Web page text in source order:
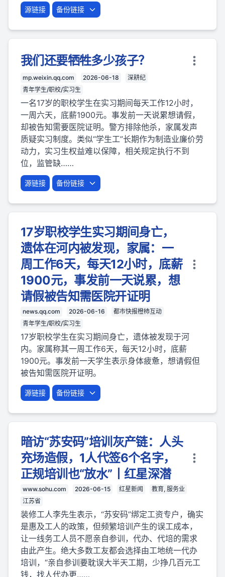
源链接 备份链接
我们还要牺牲多少孩子？
mp.weixin.qq.com 2026-06-18
深耕纪
青年学生/职校/实习生
一名17岁的职校学生在实习期间每天工作12小时，
一周六天，底薪1900元。事发前一天说累想请假，
却被告知需要医院证明。警方排除他杀，家属发声
质疑实习制度。类似“学生工”长期作为制造业廉价劳
动力，实习生权益难以保障，相关规定执行不到
位，监管缺……
源链接 备份链接
17岁职校学生实习期间身亡，
遗体在河内被发现，家属：一
周工作6天，每天12小时，底薪
1900元，事发前一天说累，想
请假被告知需医院开证明
news.qq.com 2026-06-16
都市快报橙柿互动
青年学生/职校/实习生
17岁职校学生在实习期间身亡，遗体被发现于河
内。家属称其一周工作6天，每天12小时，底薪
1900元。事发前一天学生表示身体疲惫，想请假但
被告知需医院开证明。
源链接 备份链接
暗访“苏安码”培训灰产链：人头
充场造假，1人代签6个名字，
正规培训也“放水”丨红星深潜
www.sohu.com 2026-06-15 红星新闻
教育, 服务业
江苏省
装修工人李先生表示，“苏安码”绑定工资专户，确实
是惠及工人的政策，但频繁培训产生的误工成本，
让一线务工人员不愿亲自参训，代办、代培的需求
由此产生。绝大多数工友都会选择由工地统一代办
培训，“亲自参训要耽误大半天工期，少挣几百元工
钱，找人代办更……